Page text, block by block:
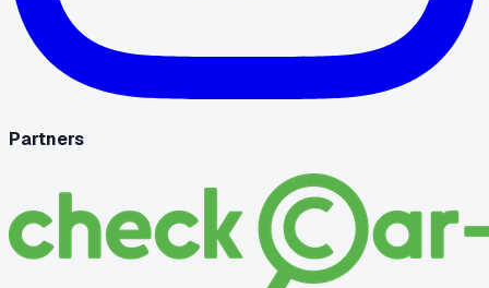
Partners